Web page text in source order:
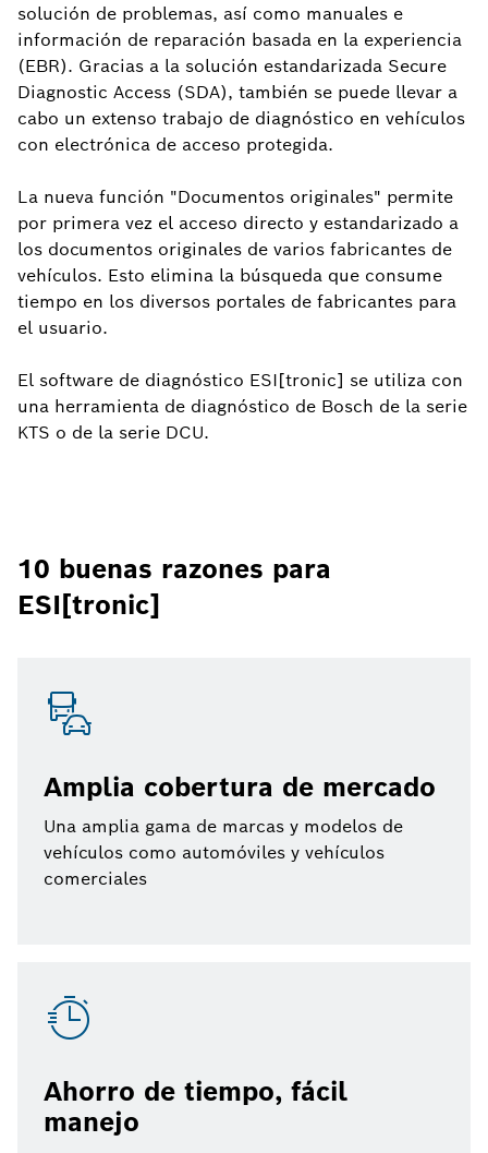
solución de problemas, así como manuales e
información de reparación basada en la experiencia
(EBR). Gracias a la solución estandarizada Secure
Diagnostic Access (SDA), también se puede llevar a
cabo un extenso trabajo de diagnóstico en vehículos
con electrónica de acceso protegida.
La nueva función "Documentos originales" permite
por primera vez el acceso directo y estandarizado a
los documentos originales de varios fabricantes de
vehículos. Esto elimina la búsqueda que consume
tiempo en los diversos portales de fabricantes para
el usuario.
El software de diagnóstico ESI[tronic] se utiliza con
una herramienta de diagnóstico de Bosch de la serie
KTS o de la serie DCU.
10 buenas razones para
ESI[tronic]
Amplia cobertura de mercado
Una amplia gama de marcas y modelos de
vehículos como automóviles y vehículos
comerciales
Ahorro de tiempo, fácil
manejo